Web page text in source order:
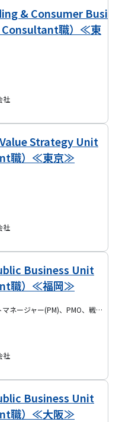
& Consumer Busi
職）≪東
社
Strategy Unit
職）≪東京≫
社
Business Unit
職）≪福岡≫
ITコンサルタント、プロジェクトマネージャー(PM)、PMO、戦略コンサルタント
社
Business Unit
職）≪大阪≫